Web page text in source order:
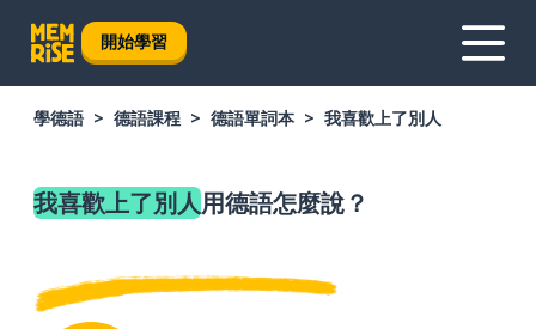
開始學習
學德語 德語課程 德語單詞本 我喜歡上了別人
我喜歡上了別人用德語怎麼說？